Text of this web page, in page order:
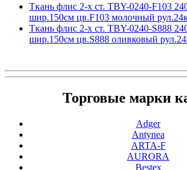
Ткань флис 2-х ст. TBY-0240-F103
шир.150см цв.F103 молочный
Ткань флис 2-х ст. TBY-0240-S888
шир.150см цв.S888 оливковый
Торговые марки
Adger
Antynea
ARTA-F
AURORA
Bestex